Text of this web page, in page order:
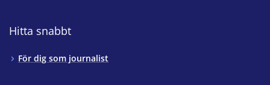
Hitta snabbt
För dig som journalist